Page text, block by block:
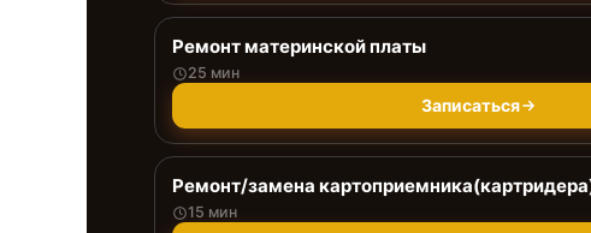
Ремонт материнской платы
25 мин
Записаться
Ремонт/замена
15 мин